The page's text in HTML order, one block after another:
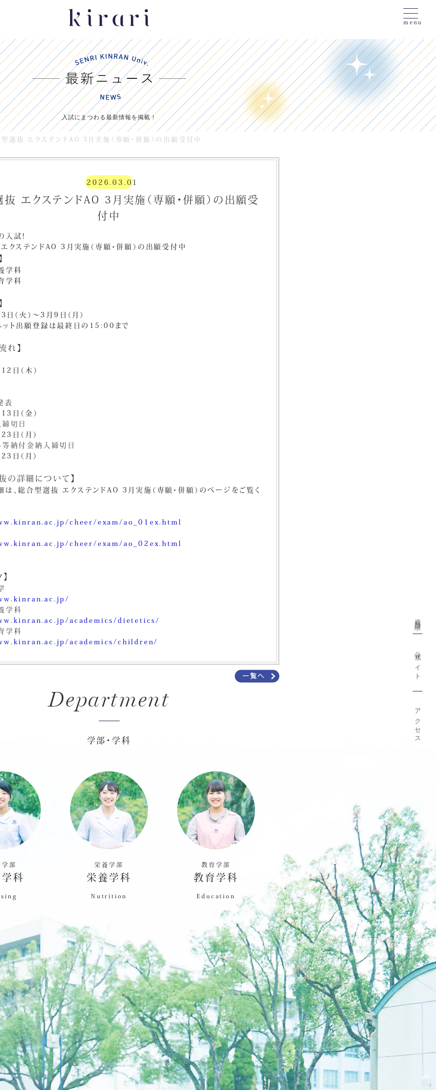
menu
資料請求
公式サイト
アクセス
入試にまつわる最新情報を掲載！
選抜 エクステンドAO 3月実施（専願・併願）の出願受付中
2026.03.01
エクステンドAO 3月実施（専願・併願）の出願受
付中
試！
クステンドAO 3月実施（専願・併願）の出願受付中
学科
学科
（火）～3月9日（月）
ト出願登録は最終日の15:00まで
れ】
日（木）
表
日（金）
切日
日（月）
等納付金納入締切日
日（月）
の詳細について】
、総合型選抜 エクステンドAO 3月実施（専願・併願）のページをご覧く
cheer/exam/ao_01ex.html
cheer/exam/ao_02ex.html
学科
academics/dietetics/
学科
academics/children/
Department
学部・学科
部
科
栄養学部
栄養学科
Nutrition
教育学部
教育学科
Education